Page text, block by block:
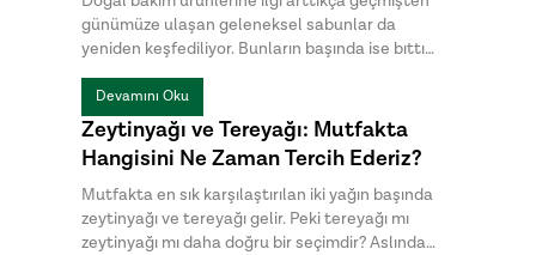
günümüze ulaşan geleneksel sabunlar da
yeniden keşfediliyor. Bunların başında ise bıttım
sabunu geliyor. Özellikle Güneydoğu Anadolu
Bölgesi'nde uzun yıllardır üretilen bu özel
sabun, doğal içeriği ve sade üretim yöntemiyle
dikkat çekiyor. Halk arasında menengiç sabunu
ya da Antep sabunu olarak da bilinen bıttım
sabunu, kimyasal katkılardan uzak , hem cilt
hem de saç bakımında tercih edilen geleneksel
sabunlar arasında yer alıyor.
Devamını Oku
Zeytinyağı ve Tereyağı: Mutfakta
Hangisini Ne Zaman Tercih Ederiz?
Mutfakta en sık karşılaştırılan iki yağın başında
zeytinyağı ve tereyağı gelir. Peki tereyağı mı
zeytinyağı mı daha doğru bir seçimdir? Aslında